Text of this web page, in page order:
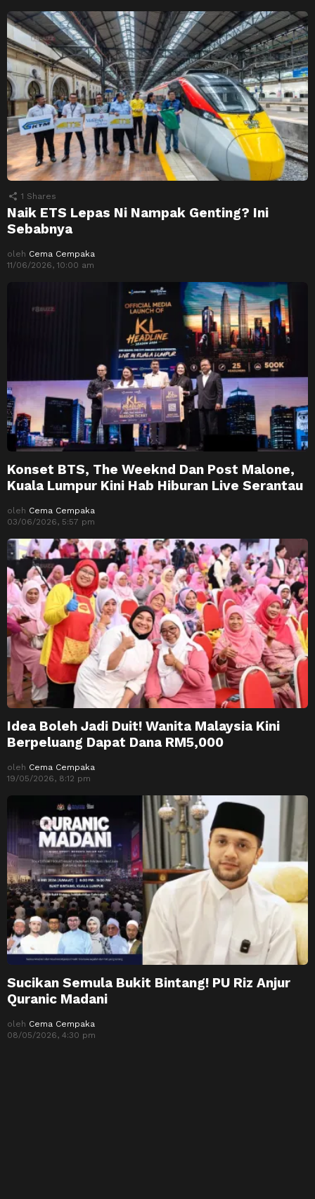
1 Shares
Naik ETS Lepas Ni Nampak Genting? Ini
Sebabnya
oleh Cema Cempaka
11/06/2026, 10:00 am
Konset BTS, The Weeknd Dan Post Malone,
Kuala Lumpur Kini Hab Hiburan Live Serantau
oleh Cema Cempaka
03/06/2026, 5:57 pm
Idea Boleh Jadi Duit! Wanita Malaysia Kini
Berpeluang Dapat Dana RM5,000
oleh Cema Cempaka
19/05/2026, 8:12 pm
Sucikan Semula Bukit Bintang! PU Riz Anjur
Quranic Madani
oleh Cema Cempaka
08/05/2026, 4:30 pm